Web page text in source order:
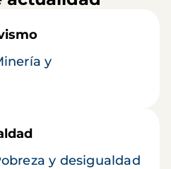
y
y desigualdad